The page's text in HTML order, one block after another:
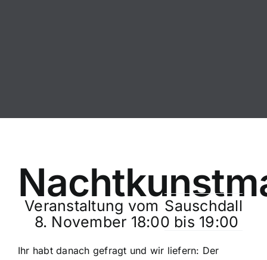
Veranstaltung vom Sauschdall
8. November 18:00 bis 19:00
Ihr habt danach gefragt und wir liefern: Der